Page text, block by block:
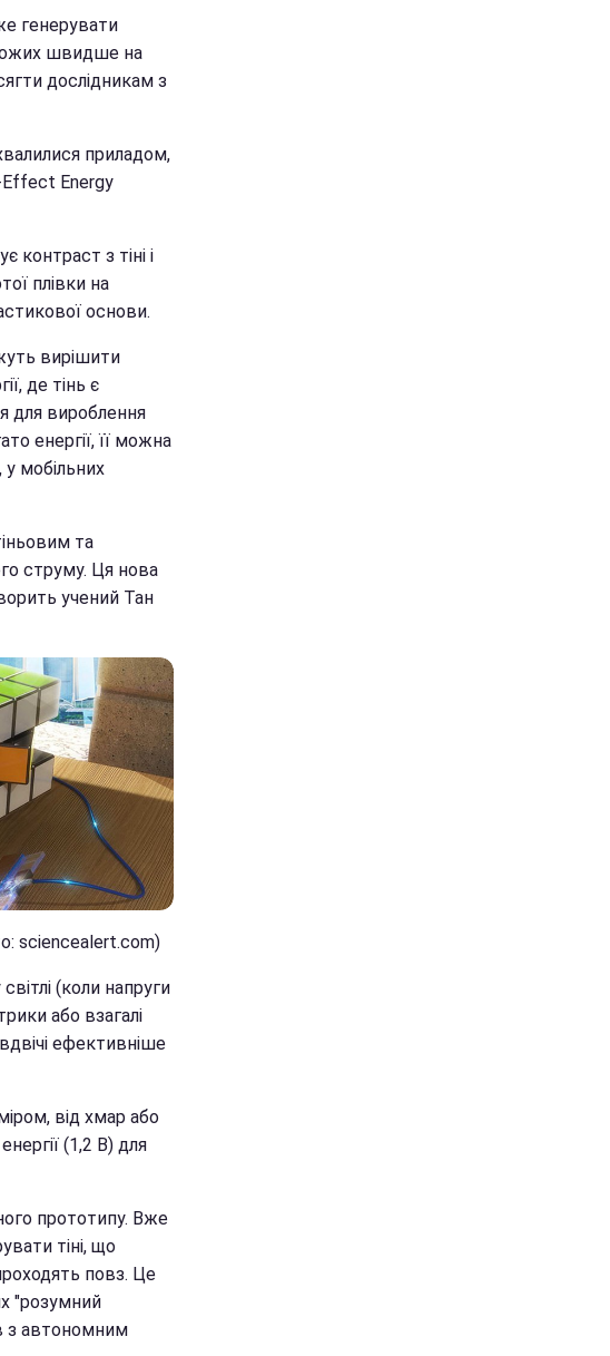
генерувати
швидше на
дослідникам з
приладом,
Effect Energy
з тіні і
плівки на
основи.
вирішити
де тінь є
для вироблення
енергії, її можна
мобільних
та
струму. Ця нова
учений Тан
sciencealert.com)
(коли напруги
або взагалі
ефективніше
від хмар або
(1,2 В) для
прототипу. Вже
тіні, що
повз. Це
"розумний
з автономним